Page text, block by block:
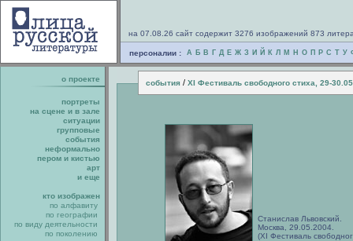
на 07.08.26 сайт содержит 3276 изображений 873
персоналии : А Б В Г Д Е Ж З И Й К Л М Н О П Р С Т У
о проекте события / XI Фестиваль свободного стиха, 29-
портреты
на сцене и в зале
ситуации
групповые
события
неформально
пером и кистью
арт
и еще
кто изображен
по алфавиту
по географии
по виду деятельности
по поколению
Станислав Львовский.
Москва, 29.05.2004.
(XI Фестиваль